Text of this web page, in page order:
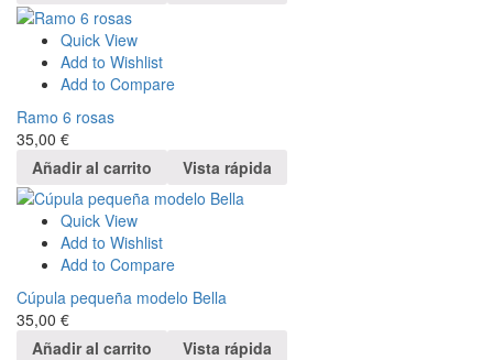
Quick View
Add to Wishlist
Add to Compare
Ramo 6 rosas
35,00 €
Añadir al carrito
Vista rápida
Quick View
Add to Wishlist
Add to Compare
Cúpula pequeña modelo Bella
35,00 €
Añadir al carrito
Vista rápida